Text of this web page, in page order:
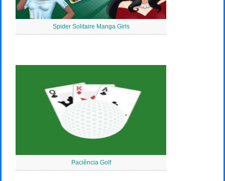
Spider Solitaire Manga Girls
Paciência Golf